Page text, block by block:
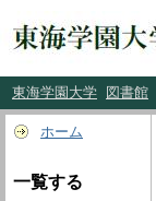
東海学園大学 図書館
ホーム
一覧する